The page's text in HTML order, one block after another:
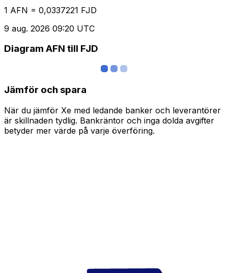
1 AFN = 0,0337221 FJD
9 aug. 2026 09:20 UTC
Diagram AFN till FJD
Jämför och spara
När du jämför Xe med ledande banker och leverantörer
är skillnaden tydlig. Bankräntor och inga dolda avgifter
betyder mer värde på varje överföring.